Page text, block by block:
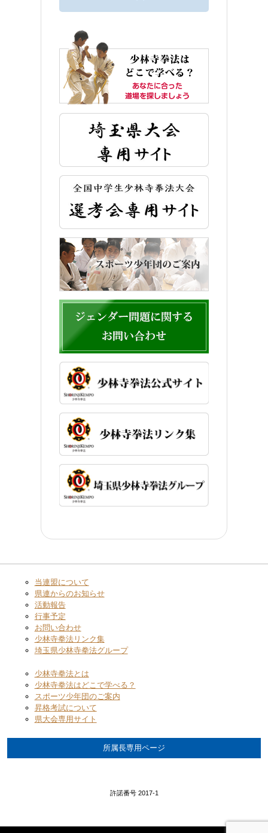
当連盟について
県連からのお知らせ
活動報告
行事予定
お問い合わせ
少林寺拳法リンク集
埼玉県少林寺拳法グループ
少林寺拳法とは
少林寺拳法はどこで学べる？
スポーツ少年団のご案内
昇格考試について
県大会専用サイト
所属長専用ページ
許諾番号 2017-1